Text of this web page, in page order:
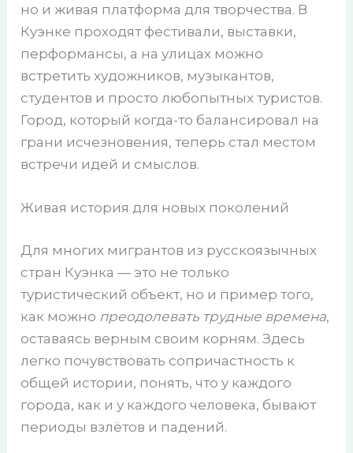
но и живая платформа для творчества. В
Куэнке проходят фестивали, выставки,
перформансы, а на улицах можно
встретить художников, музыкантов,
студентов и просто любопытных туристов.
Город, который когда-то балансировал на
грани исчезновения, теперь стал местом
встречи идей и смыслов.
Живая история для новых поколений
Для многих мигрантов из русскоязычных
стран Куэнка — это не только
туристический объект, но и пример того,
как можно преодолевать трудные времена,
оставаясь верным своим корням. Здесь
легко почувствовать сопричастность к
общей истории, понять, что у каждого
города, как и у каждого человека, бывают
периоды взлётов и падений.